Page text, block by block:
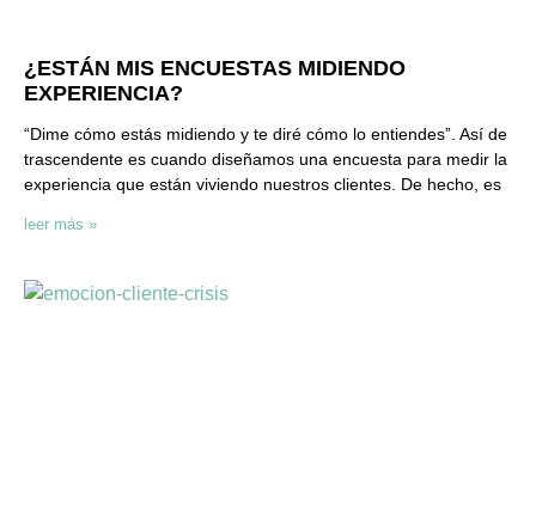
¿ESTÁN MIS ENCUESTAS MIDIENDO
EXPERIENCIA?
“Dime cómo estás midiendo y te diré cómo lo entiendes”. Así de
trascendente es cuando diseñamos una encuesta para medir la
experiencia que están viviendo nuestros clientes. De hecho, es
leer más »